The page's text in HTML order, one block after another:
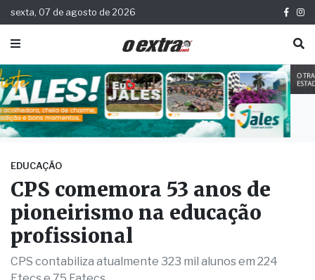
sexta, 07 de agosto de 2026
EDUCAÇÃO
CPS comemora 53 anos de
pioneirismo na educação
profissional
CPS contabiliza atualmente 323 mil alunos em 224
Etecs e 75 Fatecs ‌
Publicada há 3 anos